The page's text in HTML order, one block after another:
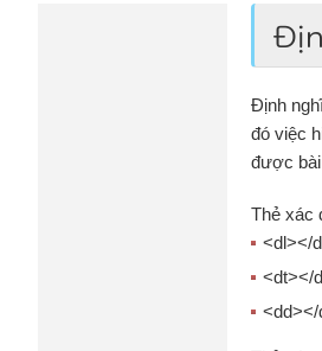
Định
đó việc
được
Thẻ xác
<dl></
<dt></